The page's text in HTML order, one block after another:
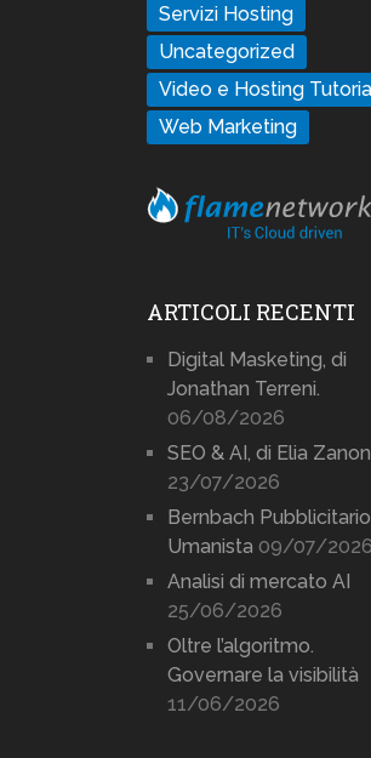
Servizi Hosting
Uncategorized
Video e Hosting
Web Marketing
ARTICOLI RECENTI
Digital Masketing, di
Jonathan Terreni.
06/08/2026
SEO & AI, di Elia Zanon
23/07/2026
Bernbach Pubblicitario
Umanista 09/07/2026
Analisi di mercato AI
25/06/2026
Oltre l’algoritmo.
Governare la visibilità
11/06/2026